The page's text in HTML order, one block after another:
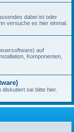
dabei ist oder
versuche es hier einmal.
auf
Komponenten,
sie bitte hier.